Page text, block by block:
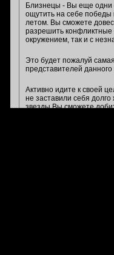
Близнецы - Вы еще одни
ощутить на себе победы
летом. Вы сможете
разрешить конфликтные
окружением, так и с
Это будет пожалуй
представителей данного
Активно идите к своей
не заставили себя
звезды Вы сможете